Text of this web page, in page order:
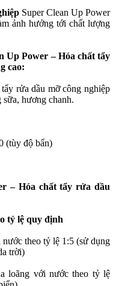
Super Clean Up Power
ảnh hưởng tới chất lượng
Up Power – Hóa chất tẩy
cao:
rửa dầu mỡ công nghiệp
sữa, hương chanh.
(tùy độ bẩn)
– Hóa chất tẩy rửa dầu
tỷ lệ quy định
theo tỷ lệ 1:5 (sử dụng
trời)
loãng với nước theo tỷ lệ